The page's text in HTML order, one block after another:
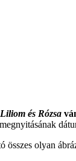
Liliom és Rózsa
olyan